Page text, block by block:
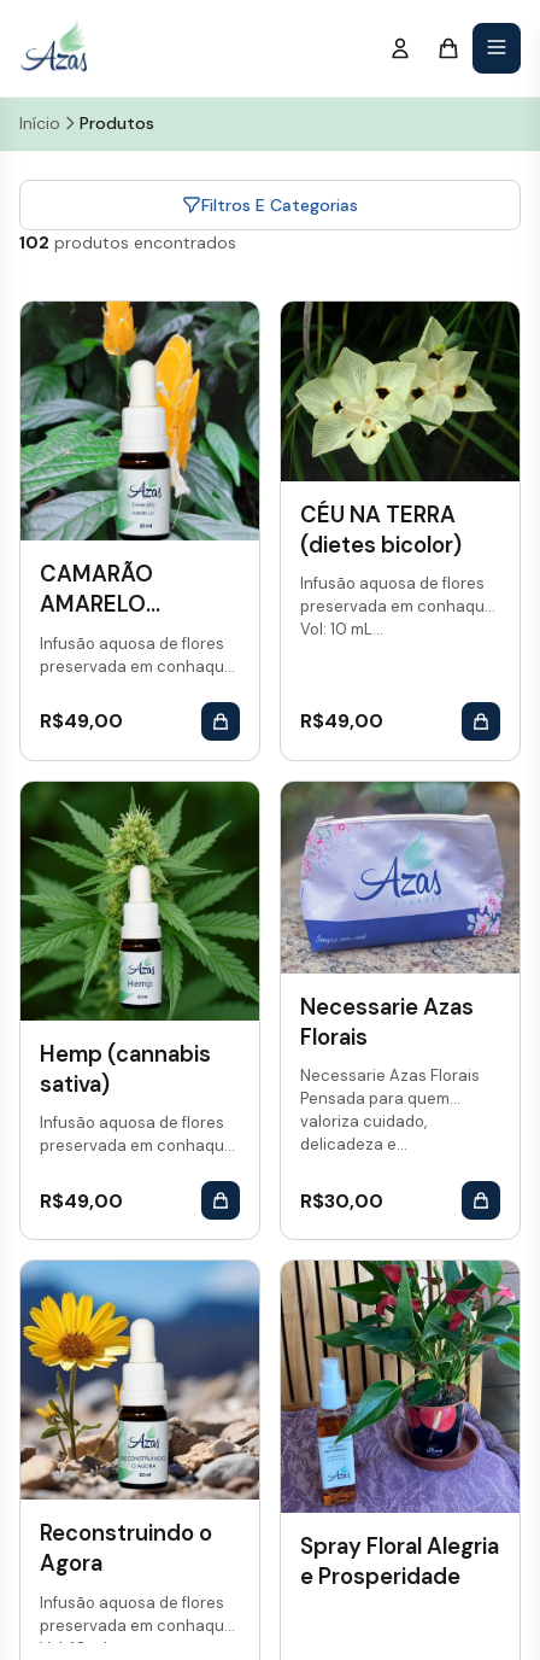
Início Produtos
Filtros E Categorias
102 produtos encontrados
CAMARÃO
AMARELO
(pachistachys
lutea)
Infusão aquosa de flores
preservada em conhaque.
R$49,00
CÉU NA TERRA
(dietes bicolor)
Infusão aquosa de flores
preservada em conhaque.
Vol: 10 mL...
R$49,00
Hemp (cannabis
sativa)
Infusão aquosa de flores
preservada em conhaque.
R$49,00
Necessarie Azas
Florais
Necessarie Azas Florais
Pensada para quem
valoriza cuidado,
delicadeza e...
R$30,00
Reconstruindo o
Agora
Infusão aquosa de flores
preservada em conhaque.
Vol: 10 mL...
Spray Floral Alegria
e Prosperidade